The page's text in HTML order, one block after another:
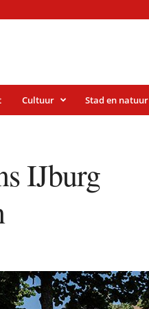
Cultuur Stad en natuur
IJburg